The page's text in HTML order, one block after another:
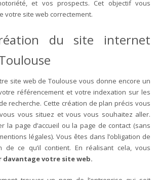
et vos prospects. Cet objectif vous
votre site web correctement.
du site internet
site web de Toulouse vous donne encore un
référencement et votre indexation sur les
recherche. Cette création de plan précis vous
vous situez et vous vous souhaitez aller.
la page d’accueil ou la page de contact (sans
légales). Vous êtes dans l’obligation de
de ce qu’il contient. En réalisant cela, vous
votre site web.